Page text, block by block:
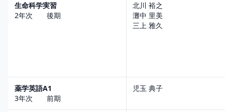
生命科学実習
2年次 後期
北川 裕之
灘中 里美
三上 雅久
薬学英語A1
3年次 前期
児玉 典子